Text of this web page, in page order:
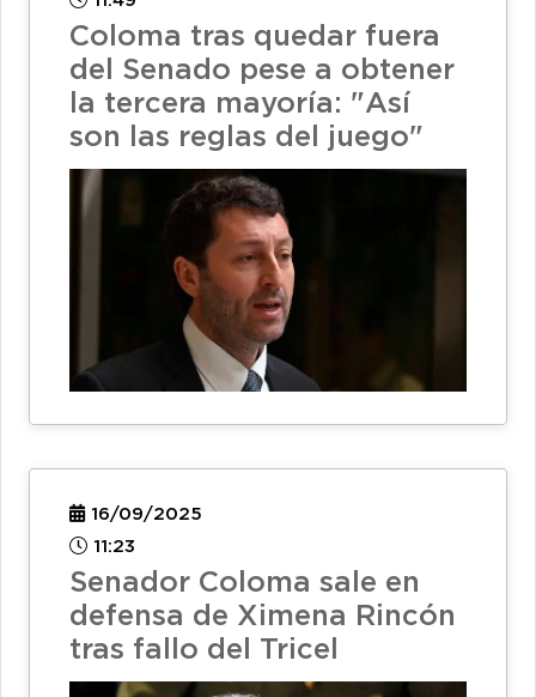
Coloma tras quedar fuera
del Senado pese a obtener
la tercera mayoría: "Así
son las reglas del juego"
16/09/2025
11:23
Senador Coloma sale en
defensa de Ximena Rincón
tras fallo del Tricel